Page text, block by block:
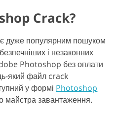
Crack?
дуже популярним пошуком
і незаконних
Photoshop без оплати
який файл crack
у формі Photoshop
майстра завантаження.